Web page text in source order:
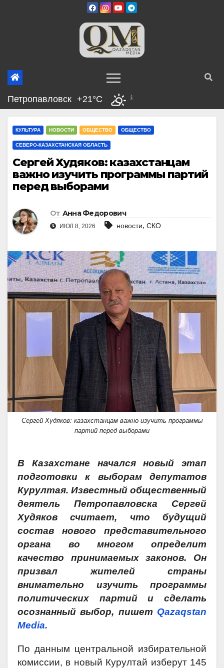
Петропавловск +21°C
КУЛЬТУРА НОВОСТИ ОБЩЕСТВО ОБЩЕСТВО
СЕВЕРО-КАЗАХСТАНСКАЯ ОБЛАСТЬ
Сергей Худяков: казахстанцам
важно изучить программы партий
перед выборами
От Анна Федорович
ИЮЛ 8, 2026 новости, СКО
Сергей Худяков: казахстанцам важно изучить программы
партий перед выборами
В Казахстане начался новый этап
подготовки к выборам депутатов
Курултая. Известный общественный
деятель Петропавловска Сергей
Худяков считает, что будущий
состав нового представительного
органа во многом определит
качество принимаемых законов. Он
призвал жителей страны
внимательно изучить программы
политических партий и сделать
осознанный выбор, пишет Qazaqstan
Media.
По данным центральной избирательной
комиссии, в новый Курултай изберут 145